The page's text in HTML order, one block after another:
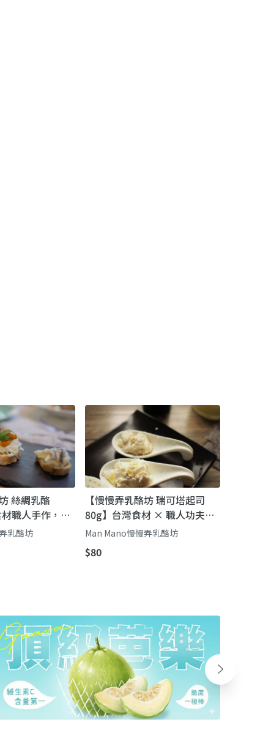
絲綢乳酪
職人手作，拉
順，道地南義
乳酪坊
【慢慢弄乳酪坊 瑞可塔起司
80g】台灣食材 × 職人功夫，
柔滑綿密，享受南義手作風味
Man Mano慢慢弄乳酪坊
$80